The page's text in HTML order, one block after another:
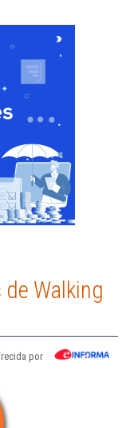
Walking
por